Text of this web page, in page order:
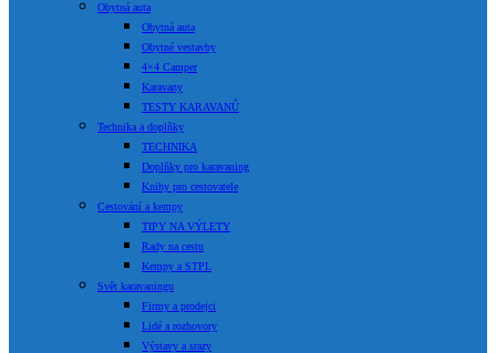
Obytná auta
Obytná auta
Obytné vestavby
4×4 Camper
Karavany
TESTY KARAVANŮ
Technika a doplňky
TECHNIKA
Doplňky pro karavaning
Knihy pro cestovatele
Cestování a kempy
TIPY NA VÝLETY
Rady na cestu
Kempy a STPL
Svět karavaningu
Firmy a prodejci
Lidé a rozhovory
Výstavy a srazy